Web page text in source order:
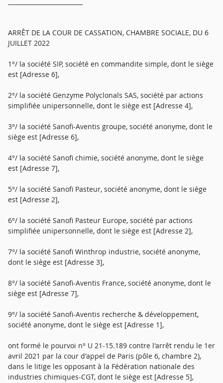
ARRÊT DE LA COUR DE CASSATION, CHAMBRE SOCIALE, DU 6
JUILLET 2022
1°/ la société SIP, société en commandite simple, dont le siège
est [Adresse 6],
2°/ la société Genzyme Polyclonals SAS, société par actions
simplifiée unipersonnelle, dont le siège est [Adresse 4],
3°/ la société Sanofi-Aventis groupe, société anonyme, dont le
siège est [Adresse 6],
4°/ la société Sanofi chimie, société anonyme, dont le siège
est [Adresse 7],
5°/ la société Sanofi Pasteur, société anonyme, dont le siège
est [Adresse 2],
6°/ la société Sanofi Pasteur Europe, société par actions
simplifiée unipersonnelle, dont le siège est [Adresse 2],
7°/ la société Sanofi Winthrop industrie, société anonyme,
dont le siège est [Adresse 3],
8°/ la société Sanofi-Aventis France, société anonyme, dont le
siège est [Adresse 7],
9°/ la société Sanofi-Aventis recherche & développement,
société anonyme, dont le siège est [Adresse 1],
ont formé le pourvoi n° U 21-15.189 contre l'arrêt rendu le 1er
avril 2021 par la cour d'appel de Paris (pôle 6, chambre 2),
dans le litige les opposant à la Fédération nationale des
industries chimiques-CGT, dont le siège est [Adresse 5],